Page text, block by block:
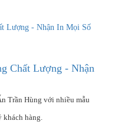
Chất Lượng - Nhận
Trần Hùng với nhiều mẫu
hàng.